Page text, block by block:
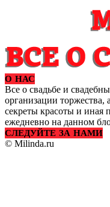
О НАС
Все о свадьбе и
организации
секреты красоты и иная
ежедневно на данном
СЛЕДУЙТЕ ЗА НАМИ
© Milinda.ru